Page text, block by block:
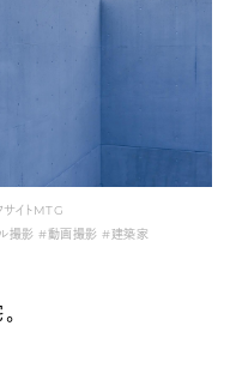
サイトMTG
撮影 #動画撮影 #建築家